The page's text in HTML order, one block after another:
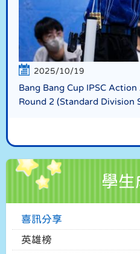
2025/10/19
Bang Bang Cup IPSC
Round 2 (Standard Division
學生
喜訊分享
英雄榜